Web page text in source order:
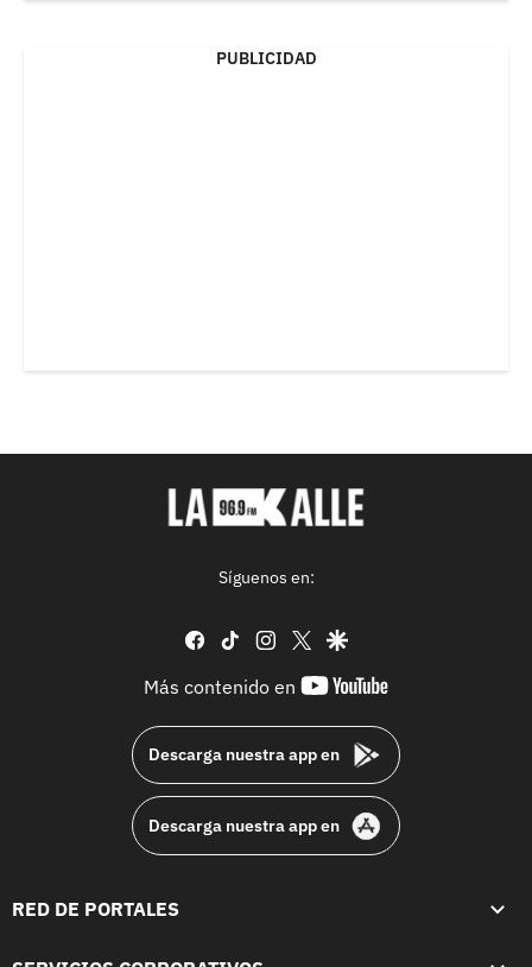
PUBLICIDAD
Síguenos en:
facebook
tiktok instagram
twittergoogle
Más contenido en
youtube-
Descarga nuestra app en
Descarga nuestra app en
RED DE PORTALES